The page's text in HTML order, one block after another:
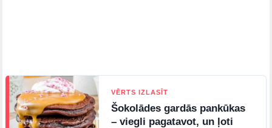
VĒRTS IZLASĪT
Šokolādes gardās pankūkas
– viegli pagatavot, un ļoti